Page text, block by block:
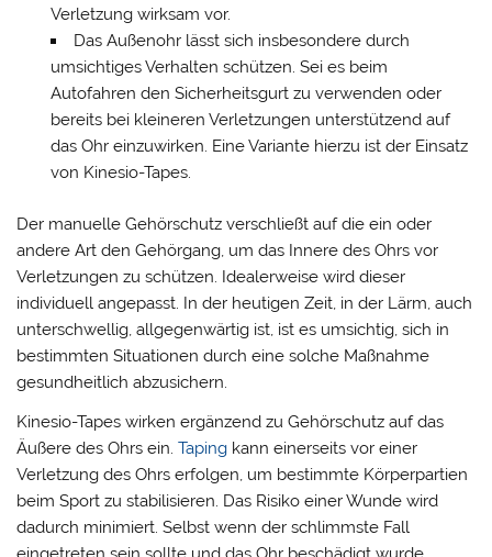
Verletzung wirksam vor.
Das Außenohr lässt sich insbesondere durch
umsichtiges Verhalten schützen. Sei es beim
Autofahren den Sicherheitsgurt zu verwenden oder
bereits bei kleineren Verletzungen unterstützend auf
das Ohr einzuwirken. Eine Variante hierzu ist der Einsatz
von Kinesio-Tapes.
Der manuelle Gehörschutz verschließt auf die ein oder
andere Art den Gehörgang, um das Innere des Ohrs vor
Verletzungen zu schützen. Idealerweise wird dieser
individuell angepasst. In der heutigen Zeit, in der Lärm, auch
unterschwellig, allgegenwärtig ist, ist es umsichtig, sich in
bestimmten Situationen durch eine solche Maßnahme
gesundheitlich abzusichern.
Kinesio-Tapes wirken ergänzend zu Gehörschutz auf das
Äußere des Ohrs ein.Taping kann einerseits vor einer
Verletzung des Ohrs erfolgen, um bestimmte Körperpartien
beim Sport zu stabilisieren. Das Risiko einer Wunde wird
dadurch minimiert. Selbst wenn der schlimmste Fall